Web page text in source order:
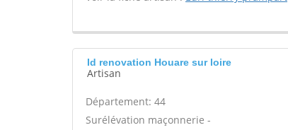
Id renovation Houare sur loire
Artisan
Département: 44
Surélévation maçonnerie -